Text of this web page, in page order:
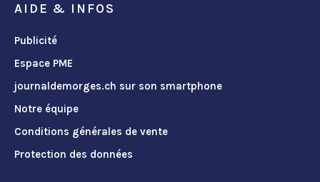
AIDE & INFOS
Publicité
Espace PME
journaldemorges.ch sur son smartphone
Notre équipe
Conditions générales de vente
Protection des données